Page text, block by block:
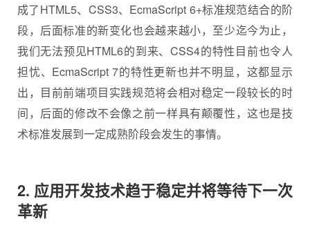
成了HTML5、CSS3、EcmaScript 6+标准规范结合的阶
段，后面标准的新变化也会越来越小，至少迄今为止，
我们无法预见HTML6的到来、CSS4的特性目前也令人
担忧、EcmaScript 7的特性更新也并不明显，这都显示
出，目前前端项目实践规范将会相对稳定一段较长的时
间，后面的修改不会像之前一样具有颠覆性，这也是技
术标准发展到一定成熟阶段会发生的事情。
2. 应用开发技术趋于稳定并将等待下一次
革新